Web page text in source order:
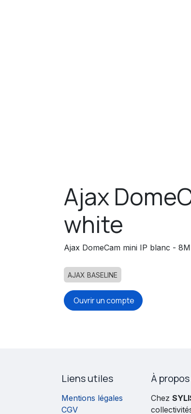
Ajax
white
Ajax DomeCam mini IP blanc -
AJAX BASELINE
Ouvrir un compte
À
Chez
Liens utiles
Mentions légales
CGV